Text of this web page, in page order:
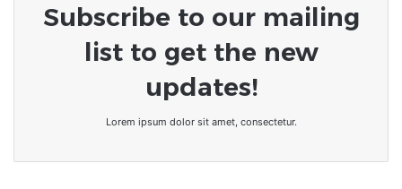
Subscribe to our mailing
list to get the new
updates!
Lorem ipsum dolor sit amet, consectetur.